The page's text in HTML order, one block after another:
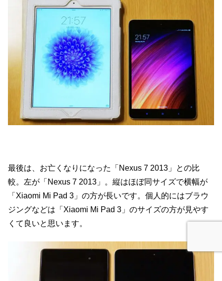
最後は、お亡くなりになった「Nexus 7 2013」との比
較。左が「Nexus 7 2013」。縦はほぼ同サイズで横幅が
「Xiaomi Mi Pad 3」の方が長いです。個人的にはブラウ
ジングなどは「Xiaomi Mi Pad 3」のサイズの方が見やす
くて良いと思います。